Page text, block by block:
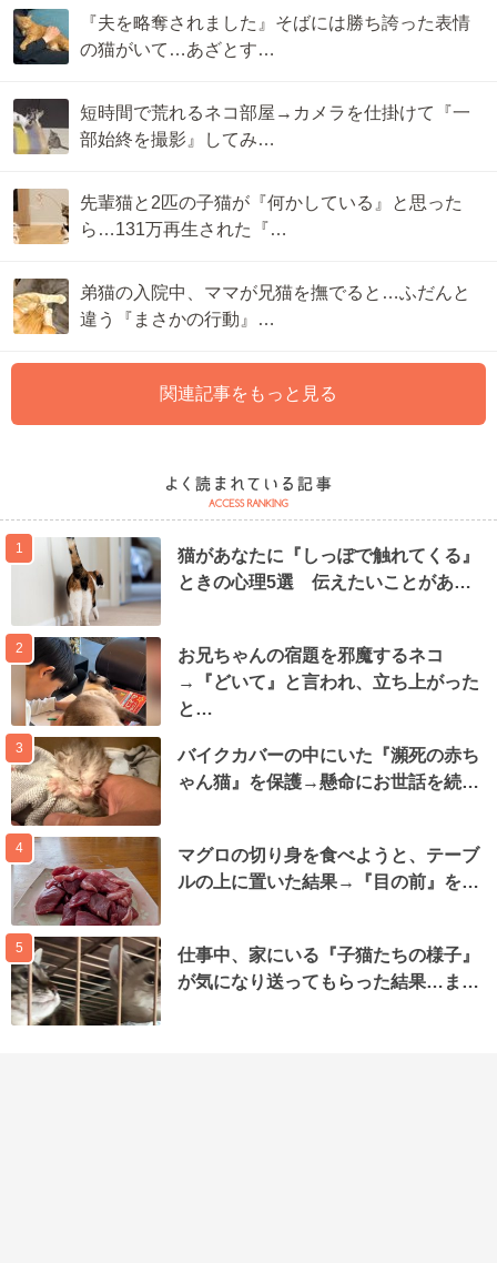
『夫を略奪されました』そばには勝ち誇った表情
の猫がいて…あざとす…
短時間で荒れるネコ部屋→カメラを仕掛けて『一
部始終を撮影』してみ…
先輩猫と2匹の子猫が『何かしている』と思った
ら…131万再生された『…
弟猫の入院中、ママが兄猫を撫でると…ふだんと
違う『まさかの行動』…
関連記事をもっと見る
1
猫があなたに『しっぽで触れてくる』
ときの心理5選 伝えたいことがあ…
2
お兄ちゃんの宿題を邪魔するネコ
→『どいて』と言われ、立ち上がった
と…
3
バイクカバーの中にいた『瀕死の赤ち
ゃん猫』を保護→懸命にお世話を続…
4
マグロの切り身を食べようと、テーブ
ルの上に置いた結果→『目の前』を…
5
仕事中、家にいる『子猫たちの様子』
が気になり送ってもらった結果…ま…